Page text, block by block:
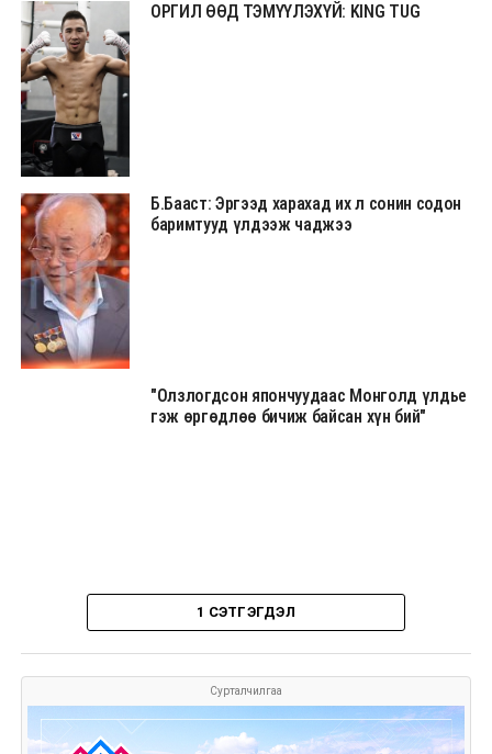
ОРГИЛ ӨӨД ТЭМҮҮЛЭХҮЙ: KING TUG
Б.Бааст: Эргээд харахад их л сонин содон
баримтууд үлдээж чаджээ
"Олзлогдсон япончуудаас Монголд үлдье
гэж өргөдлөө бичиж байсан хүн бий"
1 СЭТГЭГДЭЛ
Сурталчилгаа